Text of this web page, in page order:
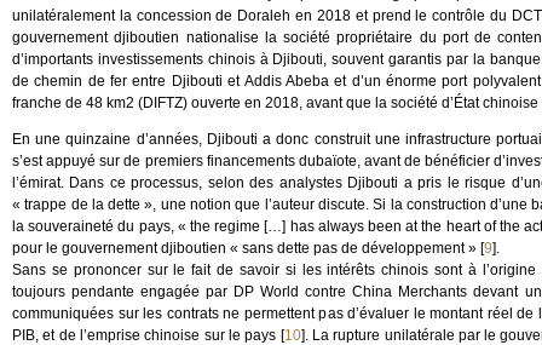
unilatéralement la concession de Doraleh en 2018 et prend le contrôle du
gouvernement djiboutien nationalise la société propriétaire du port de
d’importants investissements chinois à Djibouti, souvent garantis par la
de chemin de fer entre Djibouti et Addis Abeba et d’un énorme port
franche de 48 km2 (DIFTZ) ouverte en 2018, avant que la société d’État
En une quinzaine d’années, Djibouti a donc construit une infrastructure
s’est appuyé sur de premiers financements dubaïote, avant de bénéficier
l’émirat. Dans ce processus, selon des analystes Djibouti a pris le risque
« trappe de la dette », une notion que l’auteur discute. Si la construction
la souveraineté du pays, « the regime […] has always been at the heart of the
pour le gouvernement djiboutien « sans dette pas de développement » [9].
Sans se prononcer sur le fait de savoir si les intérêts chinois sont à
toujours pendante engagée par DP World contre China Merchants devant
communiquées sur les contrats ne permettent pas d’évaluer le montant réel
PIB, et de l’emprise chinoise sur le pays [10]. La rupture unilatérale par le